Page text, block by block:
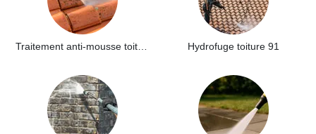
Hydrofuge toiture 91